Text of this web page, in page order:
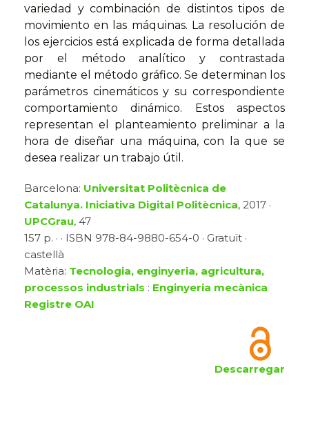
variedad y combinación de distintos tipos de
movimiento en las máquinas. La resolución de
los ejercicios está explicada de forma detallada
por el método analítico y contrastada
mediante el método gráfico. Se determinan los
parámetros cinemáticos y su correspondiente
comportamiento dinámico. Estos aspectos
representan el planteamiento preliminar a la
hora de diseñar una máquina, con la que se
desea realizar un trabajo útil.
Barcelona: Universitat Politècnica de
Catalunya. Iniciativa Digital Politècnica, 2017 ·
UPCGrau, 47
157 p. · · ISBN 978-84-9880-654-0 · Gratuït ·
castellà
Matèria: Tecnologia, enginyeria, agricultura,
processos industrials : Enginyeria mecànica
Registre OAI
Descarregar